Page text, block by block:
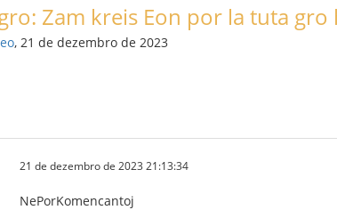
Zam kreis Eon por la tuta
, 21 de dezembro de 2023
21 de dezembro de 2023 21:13:34
NePorKomencantoj